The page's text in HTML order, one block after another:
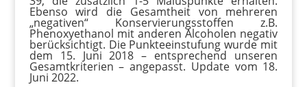
Ebenso wird die Gesamtheit von mehreren
„negativen“ Konservierungsstoffen z.B.
Phenoxyethanol mit anderen Alcoholen negativ
berücksichtigt. Die Punkteeinstufung wurde mit
dem 15. Juni 2018 – entsprechend unseren
Gesamtkriterien – angepasst. Update vom 18.
Juni 2022.